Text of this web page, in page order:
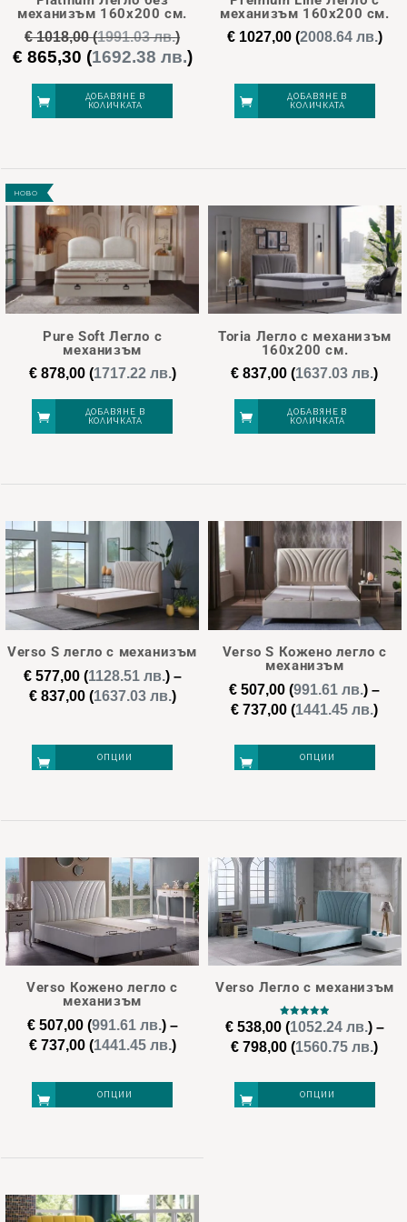
механизъм 160х200 см.
€1018,00(1991.03 лв.)
Original
was:
€ 1018,00.
€ 865,30 (1692.38 лв.)Текущата
€ 865,30.
ДОБАВЯНЕ В
КОЛИЧКАТА
механизъм 160х200 см.
€1027,00(2008.64 лв.)
ДОБАВЯНЕ В
КОЛИЧКАТА
НОВО
Pure Soft Легло с
механизъм
€878,00(1717.22 лв.)
ДОБАВЯНЕ В
КОЛИЧКАТА
Toria Легло с механизъм
160х200 см.
€ 837,00 (1637.03 лв.)
ДОБАВЯНЕ В
КОЛИЧКАТА
Verso S легло с механизъм
€577,00(1128.51 лв.) –
€837,00(1637.03 лв.)Price
ОПЦИИ
multiple
variants.
The
options
be
chosen
on
product
Verso S Кожено легло с
механизъм
€ 507,00 (991.61 лв.) –
€ 737,00 (1441.45 лв.)
ОПЦИИ
multiple
variants.
The
options
chosen
on
product
Verso Кожено легло с
механизъм
€507,00(991.61 лв.) –
€737,00(1441.45 лв.)Price
ОПЦИИ
multiple
Verso Легло с механизъм
Оценено с
5.00
от 5
€538,00(1052.24 лв.) –
€ 798,00 (1560.75 лв.)
ОПЦИИ